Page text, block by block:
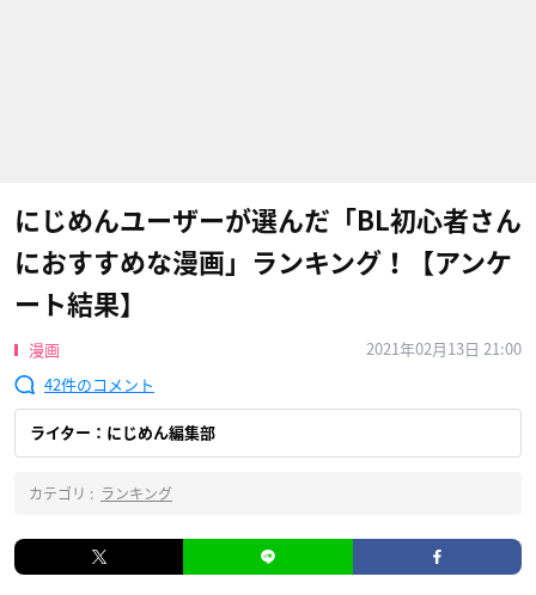
にじめんユーザーが選んだ「BL初心者さん
におすすめな漫画」ランキング！【アンケ
ート結果】
漫画
2021年02月13日 21:00
42
ライター：にじめん編集部
カテゴリ : ランキング